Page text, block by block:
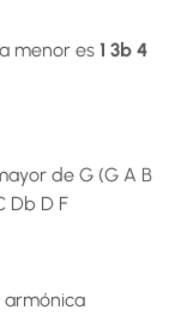
menor es 1 3b 4
de G (G A B
Db D F
armónica